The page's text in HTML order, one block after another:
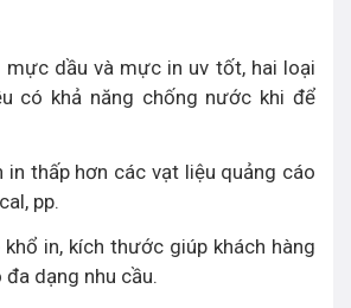
mực dầu và mực in uv tốt, hai loại
có khả năng chống nước khi để
in thấp hơn các vạt liệu quảng cáo
pp.
khổ in, kích thước giúp khách hàng
dạng nhu cầu.